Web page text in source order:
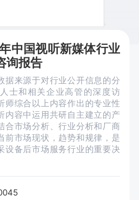
中国视听新媒体行业
询报告
据来源于对行业公开信息的分
士和相关企业高管的深度访
师综合以上内容作出的专业性
内容中运用共研自主建立的产
合市场分析、行业分析和厂商
前市场现状，趋势和规律，是
设备后市场服务行业的重要决